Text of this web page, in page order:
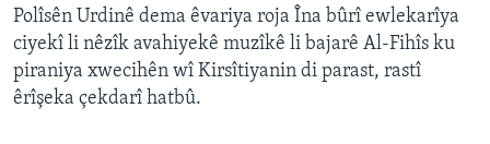
Polîsên Urdinê dema êvariya roja Îna bûrî ewlekarîya
ciyekî li nêzîk avahiyekê muzîkê li bajarê Al-Fihîs ku
piraniya xwecihên wî Kirsîtiyanin di parast, rastî
êrîşeka çekdarî hatbû.